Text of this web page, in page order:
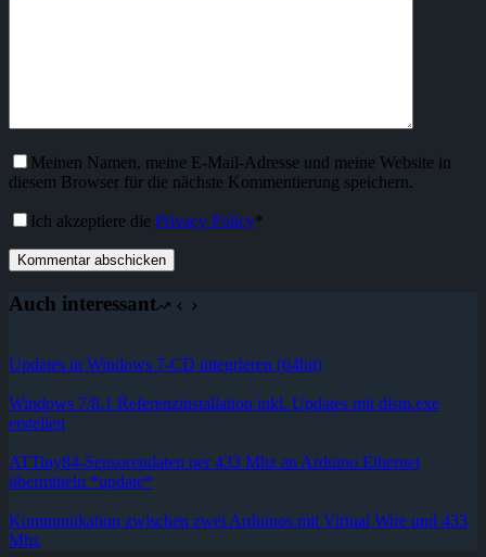
Meinen Namen, meine E-Mail-Adresse und meine Website in
diesem Browser für die nächste Kommentierung speichern.
Ich akzeptiere die Privacy Policy*
Kommentar abschicken
Auch interessant
Updates in Windows 7-CD integrieren (64bit)
Windows 7/8.1 Referenzinstallation inkl. Updates mit dism.exe
erstellen
ATTiny84-Sensorendaten per 433 Mhz an Arduino Ethernet
übermitteln *update*
Kommunikation zwischen zwei Arduinos mit Virtual Wire und 433
Mhz